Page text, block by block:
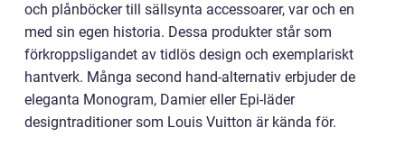
och plånböcker till sällsynta accessoarer, var och en
med sin egen historia. Dessa produkter står som
förkroppsligandet av tidlös design och exemplariskt
hantverk. Många second hand-alternativ erbjuder de
eleganta Monogram, Damier eller Epi-läder
designtraditioner som Louis Vuitton är kända för.